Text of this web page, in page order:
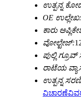
ಉತ್ಪನ್ನ
OE ಉಲ್ಲೇಖ:
ಕಾರು
ವೋಲ್ಟೇಜ್:
ಪುಲ್ಲಿ ಗ್ರೂವ್
ರಾಟೆಯ
ಉತ್ಪನ್ನ
ವಿಚಾರಣೆ